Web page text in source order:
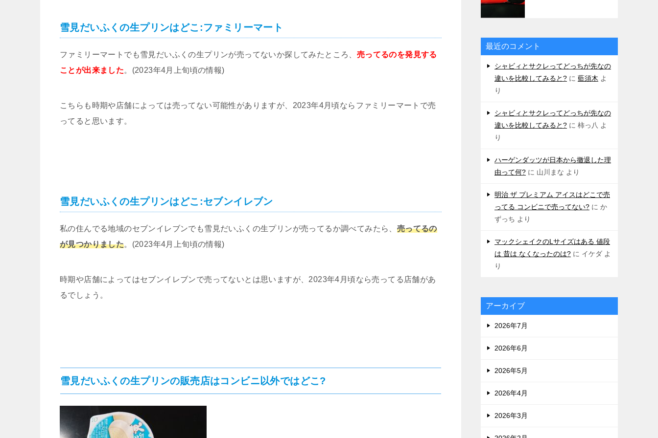
雪見だいふくの生プリンはどこ:ファミリーマート
ファミリーマートでも雪見だいふくの生プリンが売ってないか探してみたところ、 売ってるのを発見する
ことが出来ました。(2023年4月上旬頃の情報)
こちらも時期や店舗によっては売ってない可能性がありますが、2023年4月頃ならファミリーマートで売
ってると思います。
雪見だいふくの生プリンはどこ:セブンイレブン
私の住んでる地域のセブンイレブンでも雪見だいふくの生プリンが売ってるか調べてみたら、 売ってるの
が見つかりました。(2023年4月上旬頃の情報)
時期や店舗によってはセブンイレブンで売ってないとは思いますが、2023年4月頃なら売ってる店舗があ
るでしょう。
雪見だいふくの生プリンの販売店はコンビニ以外ではどこ?
最近のコメント
シャビィとサクレってどっちが先なの
違いを比較してみると? に 藍須木 よ
り
シャビィとサクレってどっちが先なの
違いを比較してみると? に 柿っ八 よ
り
ハーゲンダッツが日本から撤退した理
由って何? に 山川まな より
明治 ザ プレミアム アイスはどこで売
ってる コンビニで売ってない? に か
ずっち より
マックシェイクのLサイズはある 値段
は 昔は なくなったのは? に イケダ よ
り
アーカイブ
2026年7月
2026年6月
2026年5月
2026年4月
2026年3月